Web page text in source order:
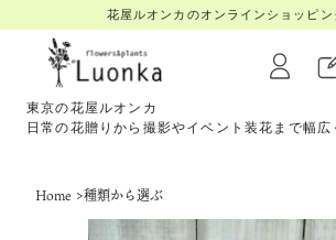
花屋ルオンカのオンラインショッピン
東京の花屋ルオンカ
日常の花贈りから撮影やイベント装花まで幅広
Home >種類から選ぶ